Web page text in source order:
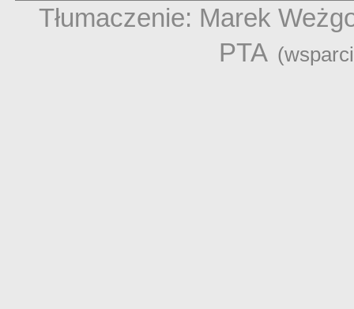
Tłumaczenie: Marek
PTA